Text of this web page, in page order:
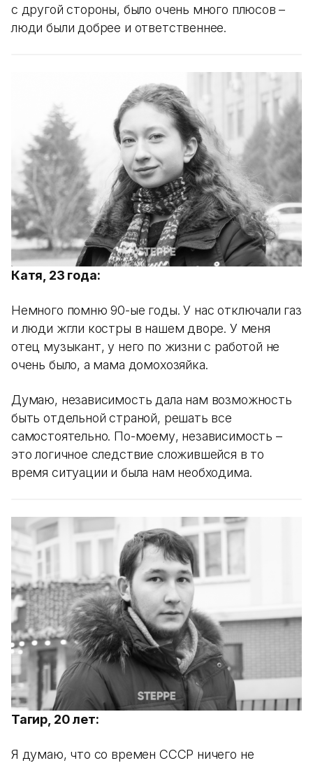
с другой стороны, было очень много плюсов –
люди были добрее и ответственнее.
Катя, 23 года:
Немного помню 90-ые годы. У нас отключали газ
и люди жгли костры в нашем дворе. У меня
отец музыкант, у него по жизни с работой не
очень было, а мама домохозяйка.
Думаю, независимость дала нам возможность
быть отдельной страной, решать все
самостоятельно. По-моему, независимость –
это логичное следствие сложившейся в то
время ситуации и была нам необходима.
Тагир, 20 лет:
Я думаю, что со времен СССР ничего не